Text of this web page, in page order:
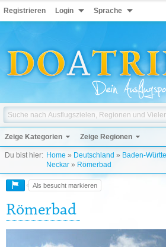
Registrieren Login Sprache
Zeige Kategorien Zeige Regionen
Du bist hier: Home » Deutschland » Baden-
Neckar » Römerbad
Als besucht markieren
Römerbad